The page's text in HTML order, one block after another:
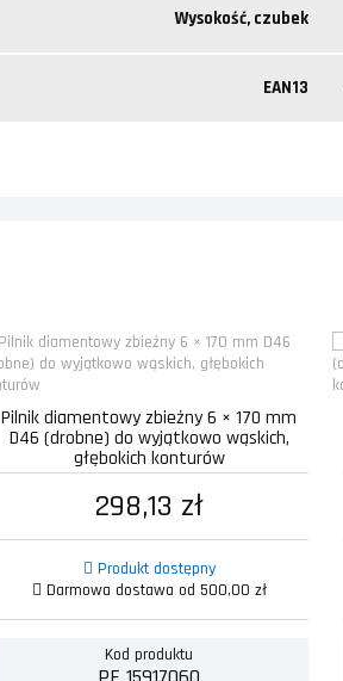
Wysokość, czubek
EAN13
Pilnik diamentowy zbieżny 6 × 170 mm
D46 (drobne) do wyjątkowo wąskich,
głębokich konturów
298,13 zł
Produkt dostępny
Darmowa dostawa od 500,00 zł
Kod produktu